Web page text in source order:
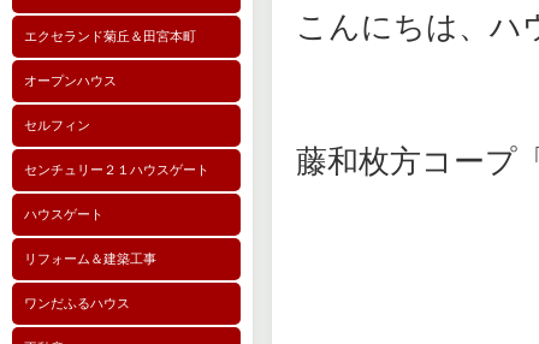
エクセランド菊丘＆田宮本町
オープンハウス
セルフィン
センチュリー２１ハウスゲート
ハウスゲート
リフォーム＆建築工事
ワンだふるハウス
こんにちは、ハ
藤和枚方コープ